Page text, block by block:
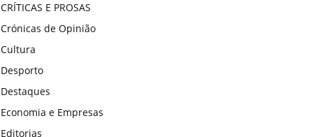
CRÍTICAS E PROSAS
Crónicas de Opinião
Cultura
Desporto
Destaques
Economia e Empresas
Editorias